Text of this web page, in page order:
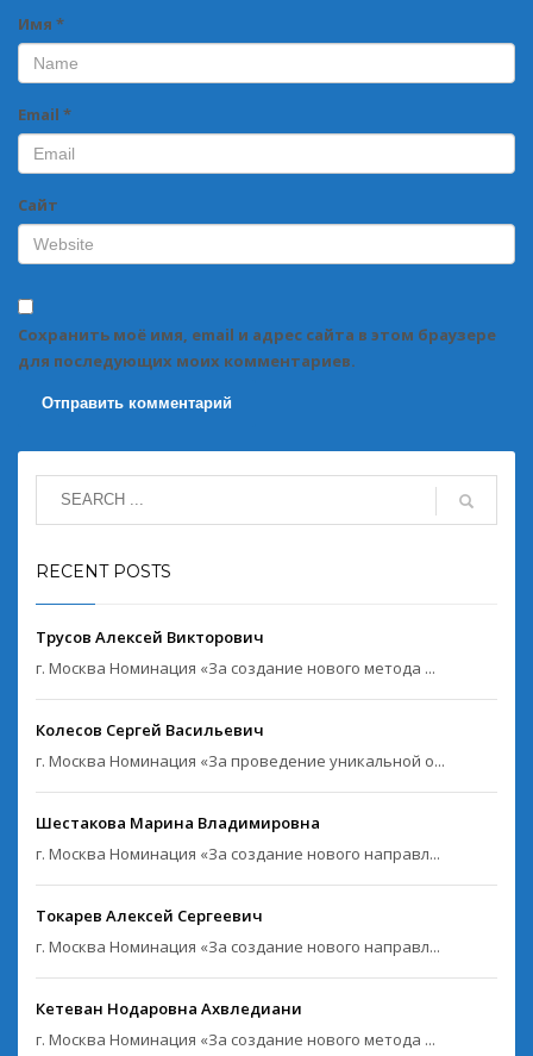
Имя *
Email *
Сайт
Сохранить моё имя, email и адрес сайта в этом браузере
для последующих моих комментариев.
RECENT POSTS
Трусов Алексей Викторович
г. Москва Номинация «За создание нового метода ...
Колесов Сергей Васильевич
г. Москва Номинация «За проведение уникальной о...
Шестакова Марина Владимировна
г. Москва Номинация «За создание нового направл...
Токарев Алексей Сергеевич
г. Москва Номинация «За создание нового направл...
Кетеван Нодаровна Ахвледиани
г. Москва Номинация «За создание нового метода ...